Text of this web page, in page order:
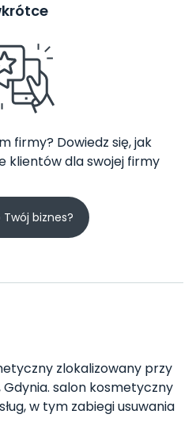
firmy? Dowiedz się, jak
klientów dla swojej firmy
biznes?
zlokalizowany przy
Gdynia. salon kosmetyczny
w tym zabiegi usuwania